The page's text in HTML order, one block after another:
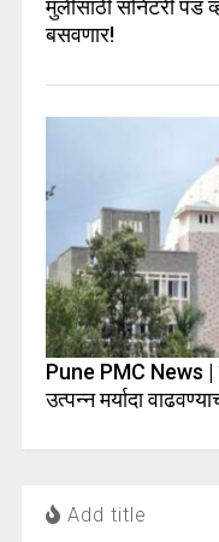
मुलींसाठी सॅनिटरी पॅड
बसवणार!
Pune PMC News |
उत्पन्न मर्यादा
Add title